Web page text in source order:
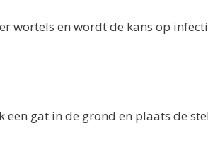
wortels en wordt de kans op
gat in de grond en plaats de